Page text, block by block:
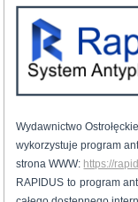
Wydawnictwo
wykorzystuje program
strona WWW: https://
RAPIDUS to program